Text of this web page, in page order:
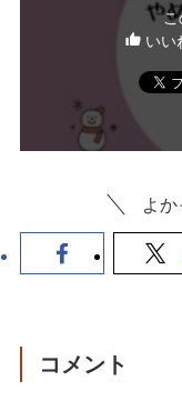
こ
いい
よか
コメント